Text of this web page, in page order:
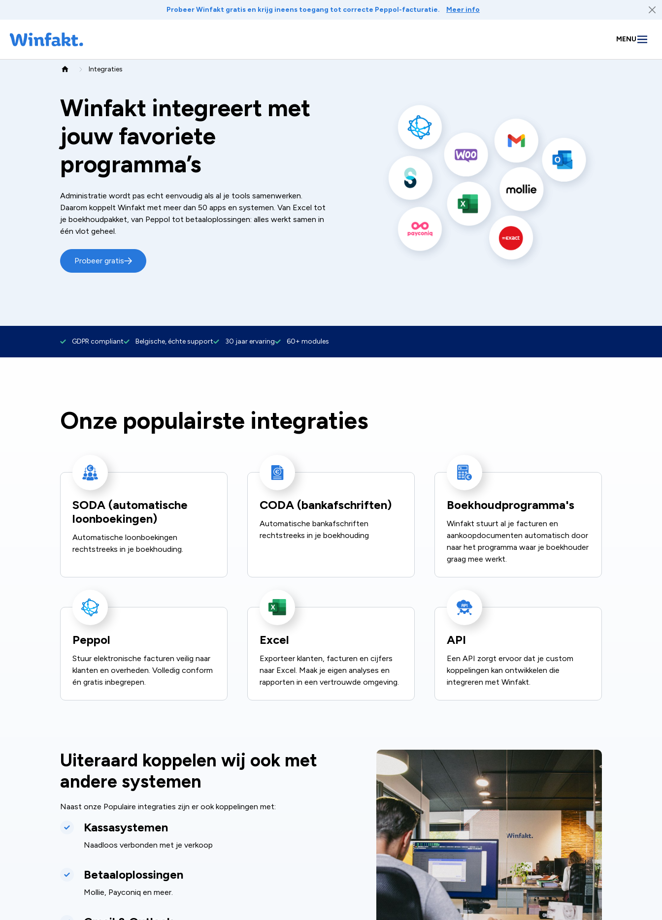
Probeer Winfakt gratis en krijg ineens toegang tot correcte Peppol-facturatie. Meer info
MENU
Home Integraties
Winfakt integreert met
jouw favoriete
programma’s
Administratie wordt pas echt eenvoudig als al je tools samenwerken.
Daarom koppelt Winfakt met meer dan 50 apps en systemen. Van Excel tot
je boekhoudpakket, van Peppol tot betaaloplossingen: alles werkt samen in
één vlot geheel.
Probeer gratis
GDPR compliant Belgische, échte support 30 jaar ervaring 60+ modules
Onze populairste integraties
SODA (automatische
loonboekingen)
Automatische loonboekingen
rechtstreeks in je boekhouding.
CODA (bankafschriften)
Automatische bankafschriften
rechtstreeks in je boekhouding
Boekhoudprogramma's
Winfakt stuurt al je facturen en
aankoopdocumenten automatisch door
naar het programma waar je boekhouder
graag mee werkt.
Peppol
Stuur elektronische facturen veilig naar
klanten en overheden. Volledig conform
én gratis inbegrepen.
Excel
Exporteer klanten, facturen en cijfers
naar Excel. Maak je eigen analyses en
rapporten in een vertrouwde omgeving.
API
Een API zorgt ervoor dat je custom
koppelingen kan ontwikkelen die
integreren met Winfakt.
Uiteraard koppelen wij ook met
andere systemen
Naast onze Populaire integraties zijn er ook koppelingen met:
Kassasystemen
Naadloos verbonden met je verkoop
Betaaloplossingen
Mollie, Payconiq en meer.